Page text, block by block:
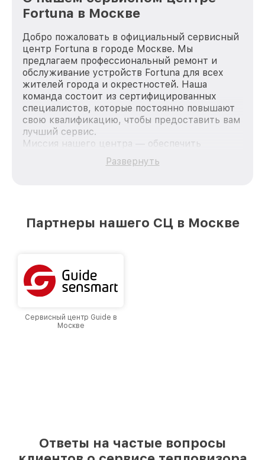
Fortuna в Москве
Добро пожаловать в официальный сервисный
центр Fortuna в городе Москве. Мы
предлагаем профессиональный ремонт и
обслуживание устройств Fortuna для всех
жителей города и окрестностей. Наша
команда состоит из сертифицированных
специалистов, которые постоянно повышают
свою квалификацию, чтобы предоставить вам
лучший сервис.
Миссия нашего центра — обеспечить
качественный и доступный ремонт для
каждого пользователя продукции Fortuna, вне
лучшим сервисным центром Fortuna в городе
Развернуть
Партнеры нашего СЦ в Москве
Сервисный центр Guide в
Москве
Ответы на частые вопросы